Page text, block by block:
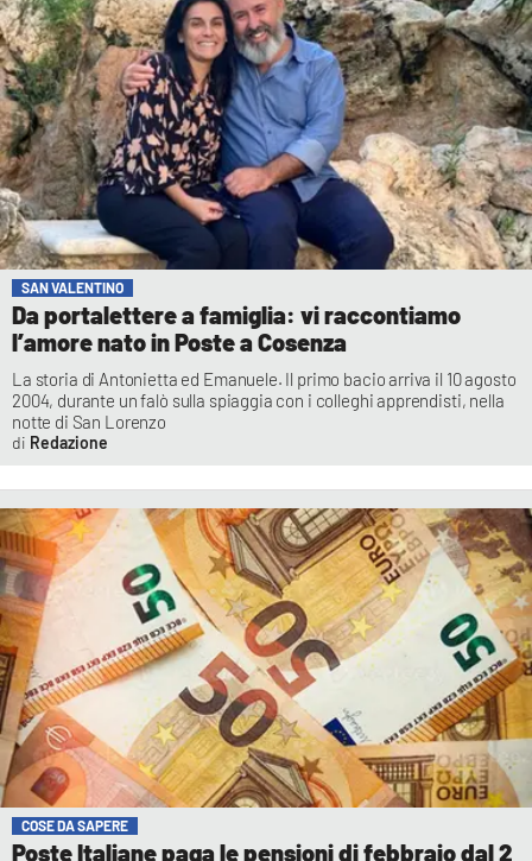
SAN VALENTINO
Da portalettere a famiglia: vi raccontiamo
l’amore nato in Poste a Cosenza
La storia di Antonietta ed Emanuele. Il primo bacio arriva il 10 agosto
2004, durante un falò sulla spiaggia con i colleghi apprendisti, nella
notte di San Lorenzo
Redazione
COSE DA SAPERE
Poste Italiane paga le pensioni di febbraio dal 2